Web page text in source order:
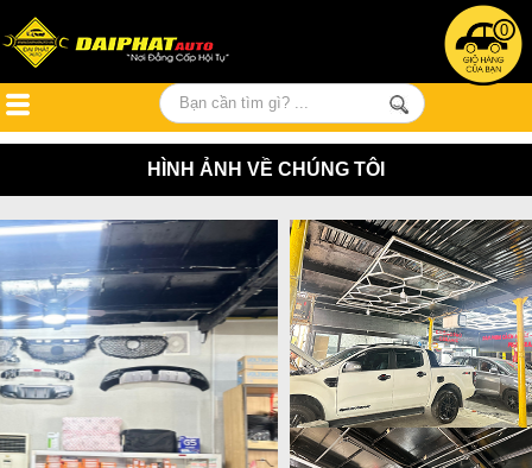
0
HÌNH ẢNH VỀ CHÚNG TÔI